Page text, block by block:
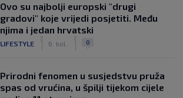
Ovo su najbolji europski "drugi
gradovi" koje vrijedi posjetiti. Među
njima i jedan hrvatski
LIFESTYLE 6. kol. 0
Prirodni fenomen u susjedstvu pruža
spas od vrućina, u špilji tijekom cijele